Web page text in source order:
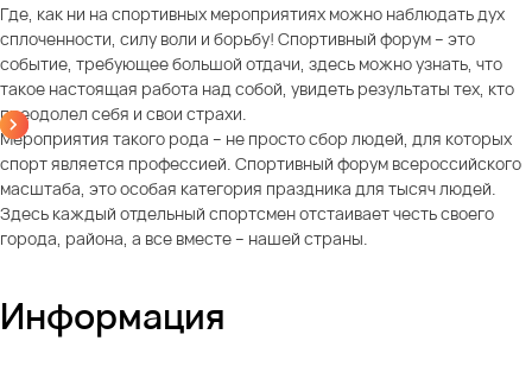
Где, как ни на спортивных мероприятиях можно наблюдать дух
сплоченности, силу воли и борьбу! Спортивный форум – это
событие, требующее большой отдачи, здесь можно узнать, что
такое настоящая работа над собой, увидеть результаты тех, кто
преодолел себя и свои страхи.
Мероприятия такого рода – не просто сбор людей, для которых
спорт является профессией. Спортивный форум всероссийского
масштаба, это особая категория праздника для тысяч людей.
Здесь каждый отдельный спортсмен отстаивает честь своего
города, района, а все вместе – нашей страны.
Информация